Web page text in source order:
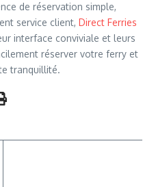
de réservation simple,
service client, Direct Ferries
interface conviviale et leurs
réserver votre ferry et
tranquillité.